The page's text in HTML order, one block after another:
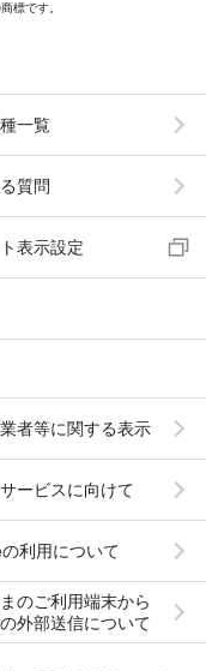
標です。
一覧
質問
表示設定
者等に関する表示
ービスに向けて
利用について
のご利用端末から
外部送信について